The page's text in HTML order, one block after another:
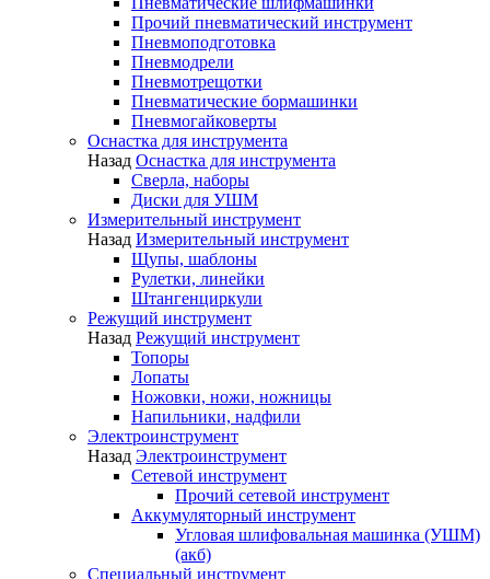
Прочий пневматический инструмент
Пневмоподготовка
Пневмодрели
Пневмотрещотки
Пневматические бормашинки
Пневмогайковерты
Оснастка для инструмента
Назад Оснастка для инструмента
Сверла, наборы
Диски для УШМ
Измерительный инструмент
Назад Измерительный инструмент
Щупы, шаблоны
Рулетки, линейки
Штангенциркули
Режущий инструмент
Назад Режущий инструмент
Топоры
Лопаты
Ножовки, ножи, ножницы
Напильники, надфили
Электроинструмент
Назад Электроинструмент
Сетевой инструмент
Прочий сетевой инструмент
Аккумуляторный инструмент
Угловая шлифовальная машинка (УШМ)
(акб)
Специальный инструмент